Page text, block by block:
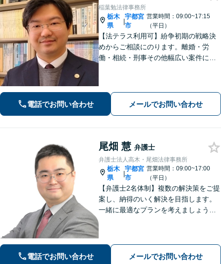
稲葉勉法律事務所
栃木
県
|
宇都宮
市
営業時間：09:00~17:15
（平日）
【法テラス利用可】紛争初期の戦略決
めからご相談にのります。離婚・労
働・相続・刑事その他幅広い案件につ
電話でお問い合わせ メールでお問い合わせ
尾畑 慧 弁護士
弁護士法人高木・尾畑法律事務所
栃木
県
|
宇都宮
市
営業時間：09:00~17:00
（平日）
【弁護士2名体制】複数の解決策をご提
案し、納得のいく解決を目指します。
一緒に最適なプランを考えましょう。
ださい【駐車場あり】【当日・夜間・
電話でお問い合わせ メールでお問い合わせ